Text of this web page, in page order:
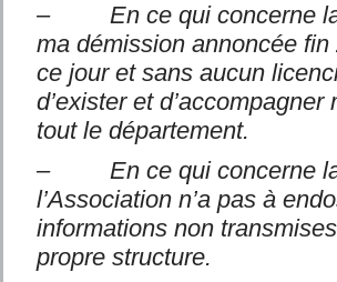
– En ce qui concerne la
ma démission annoncée
ce jour et sans aucun
d’exister et
tout le département.
– En ce qui concerne la
l’Association n’a pas à
informations non
propre structure.